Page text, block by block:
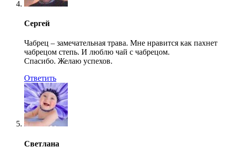
Сергей
Чабрец – замечательная трава. Мне нравится как пахнет
чабрецом степь. И люблю чай с чабрецом.
Спасибо. Желаю успехов.
Ответить
Светлана